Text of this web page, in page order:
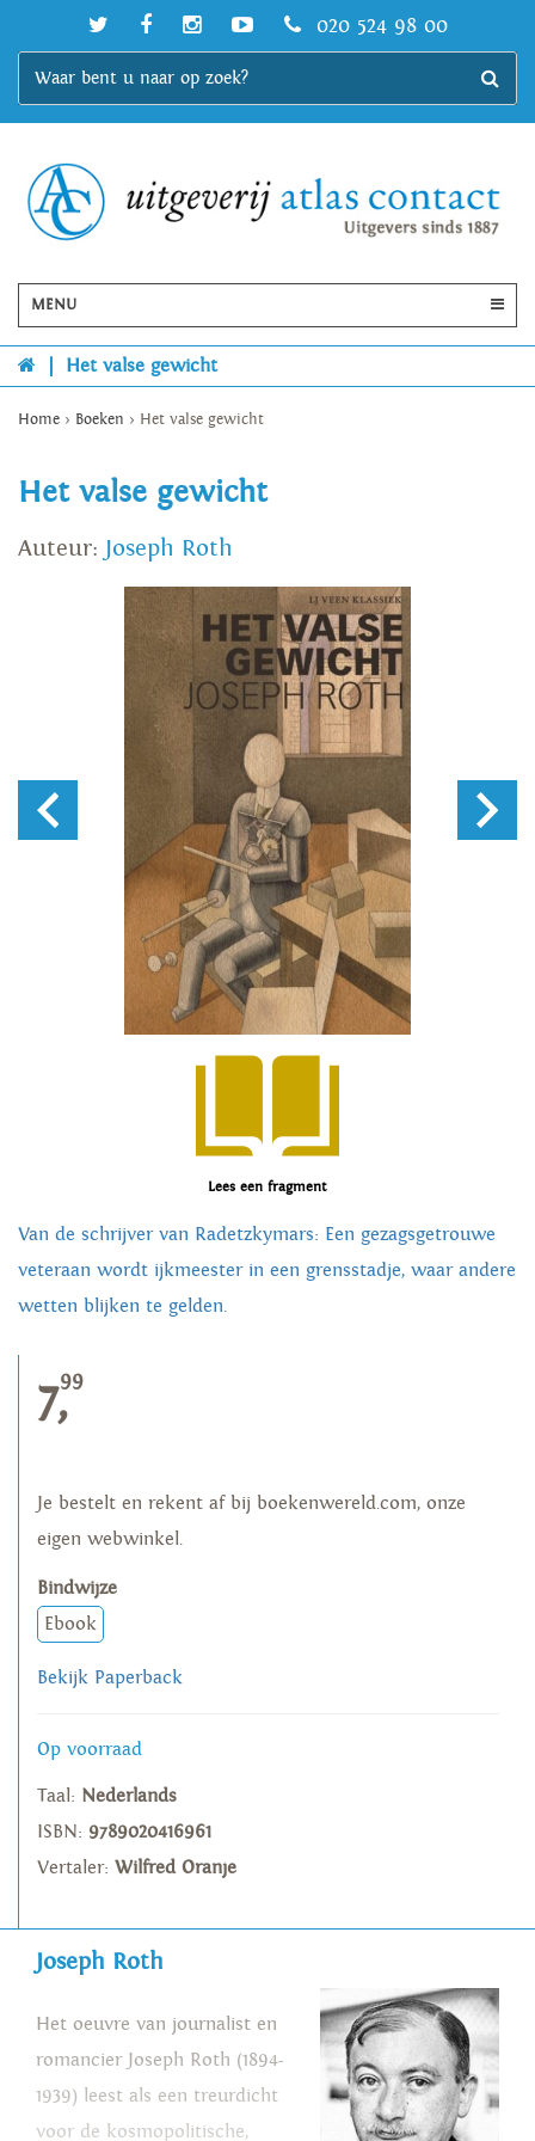
020 524 98 00
MENU
Het valse gewicht
Home > Boeken > Het valse gewicht
Het valse gewicht
Auteur: Joseph Roth
Lees een fragment
Van de schrijver van Radetzkymars: Een gezagsgetrouwe
veteraan wordt ijkmeester in een grensstadje, waar andere
wetten blijken te gelden.
7,99
Je bestelt en rekent af bij boekenwereld.com, onze
eigen webwinkel.
Bindwijze
Ebook
Bekijk Paperback
Op voorraad
Taal: Nederlands
ISBN: 9789020416961
Vertaler: Wilfred Oranje
Joseph Roth
Het oeuvre van journalist en
romancier Joseph Roth (1894-
1939) leest als een treurdicht
voor de kosmopolitische,